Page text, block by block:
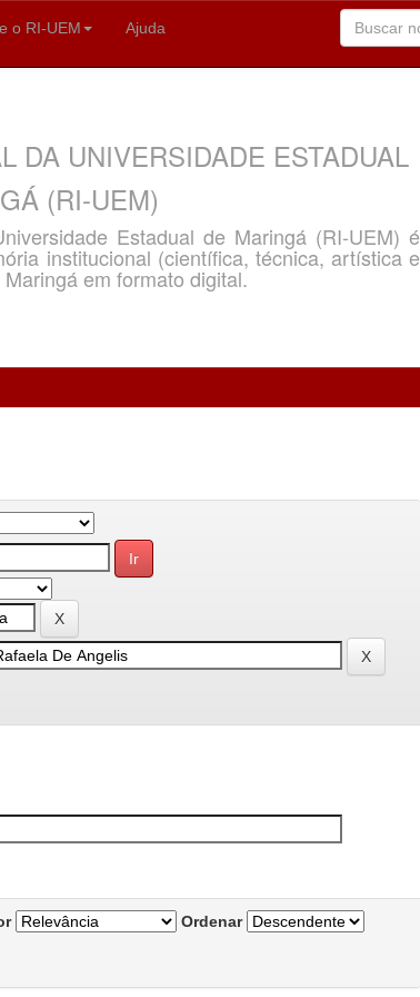
o RI-UEM Ajuda
DA UNIVERSIDADE ESTADUAL
(RI-UEM)
Estadual de Maringá (RI-UEM) é
institucional (científica, técnica, artística e
em formato digital.
Ordenar